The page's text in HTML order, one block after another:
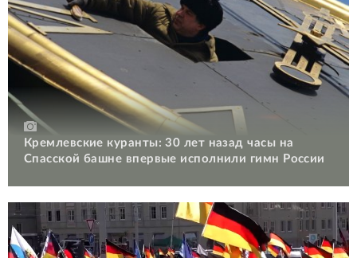
Кремлевские куранты: 30 лет назад часы на
Спасской башне впервые исполнили гимн России